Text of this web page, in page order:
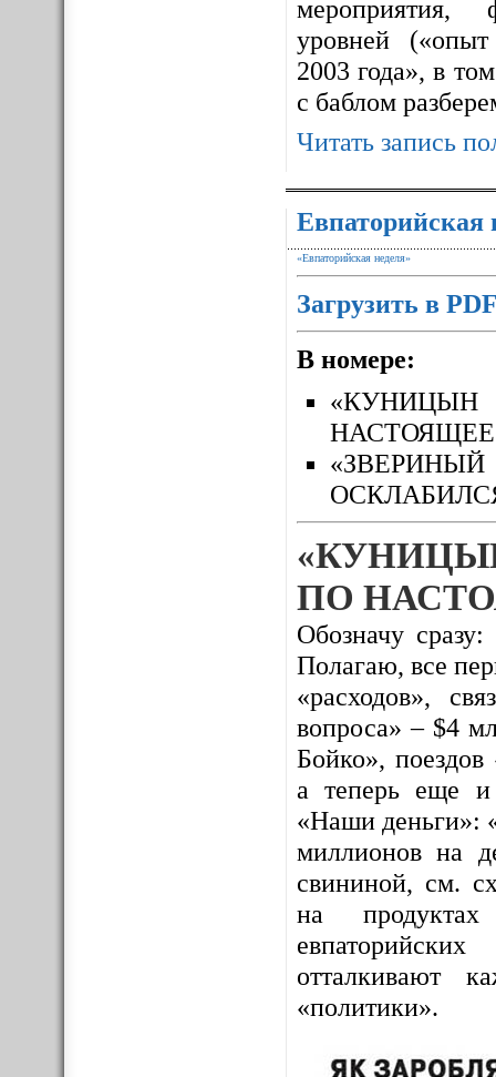
мероприятия,
уровней
2003 года», в
с баблом
Читать запись
Евпаторийская
«Евпаторийская неделя»
Загрузить в
В номере:
«КУНИЦЫН
ПО
Обозначу
Полагаю, все
«расходов»,
вопроса» – $4
Бойко»,
а теперь еще и
«Наши деньги»:
миллионов на
свининой, см.
на продуктах
отталкивают
«политики».